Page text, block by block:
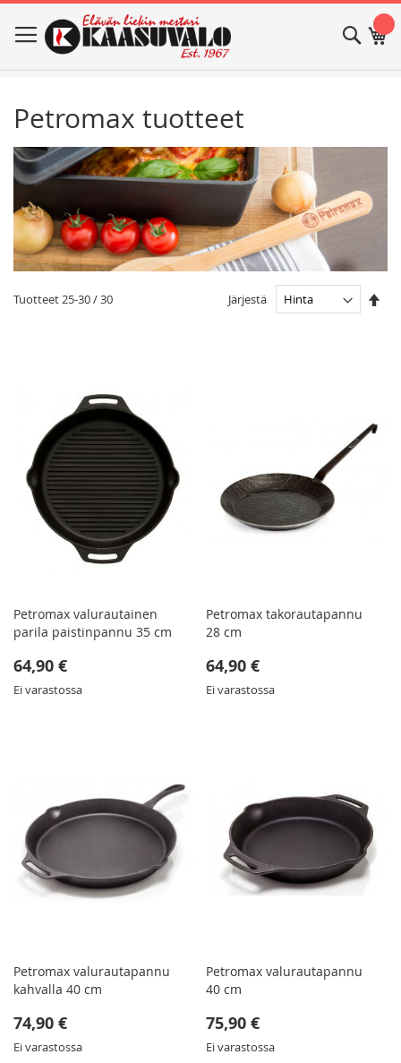
to
Content
Haku
Petromax tuotteet
Tuotteet25-30/30 Järjestä
Petromax valurautainen
parila paistinpannu 35 cm
64,90 €
Ei varastossa
Petromax takorautapannu
28 cm
64,90 €
Ei varastossa
Petromax valurautapannu
kahvalla 40 cm
74,90 €
Ei varastossa
Petromax valurautapannu
40 cm
75,90 €
Ei varastossa